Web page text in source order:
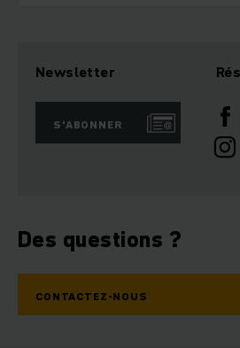
Newsletter
S'ABONNER
Des questions ?
CONTACTEZ-NOUS